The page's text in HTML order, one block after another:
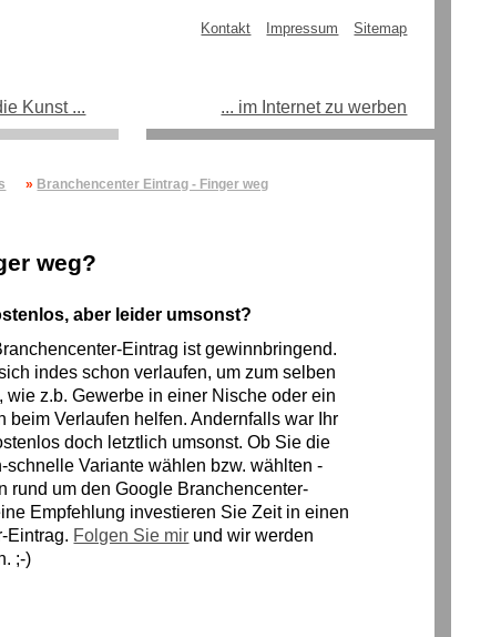
Kontakt Impressum Sitemap
... im Internet zu werben
Kunst ...
» Branchencenter Eintrag - Finger weg
weg?
aber leider umsonst?
Eintrag ist gewinnbringend.
indes schon verlaufen, um zum selben
z.b. Gewerbe in einer Nische oder ein
Verlaufen helfen. Andernfalls war Ihr
doch letztlich umsonst. Ob Sie die
Variante wählen bzw. wählten -
rund um den Google Branchencenter-
Empfehlung investieren Sie Zeit in einen
Eintrag. Folgen Sie mir und wir werden
;-)